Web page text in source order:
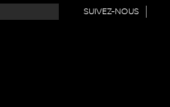
SUIVEZ-NOUS